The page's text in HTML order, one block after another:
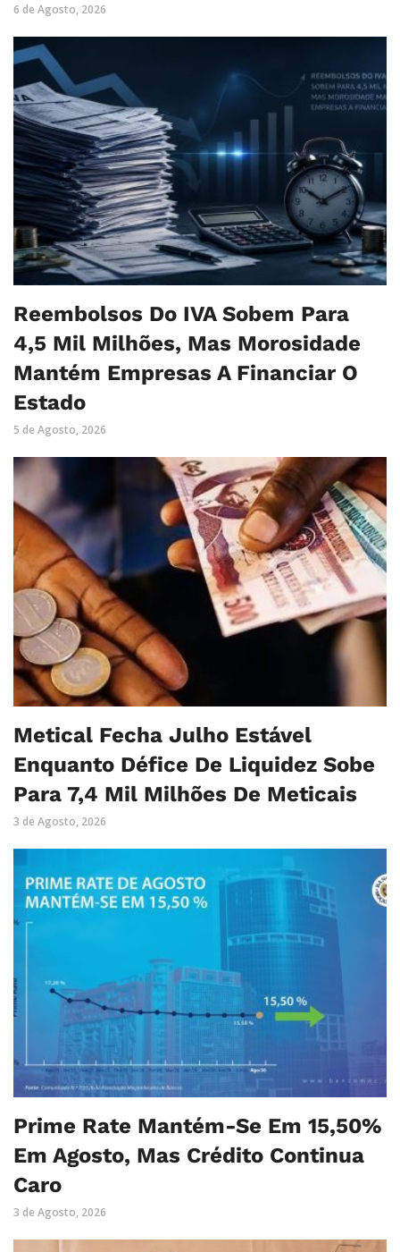
6 de Agosto, 2026
Reembolsos Do IVA Sobem Para
4,5 Mil Milhões, Mas Morosidade
Mantém Empresas A Financiar O
Estado
5 de Agosto, 2026
Metical Fecha Julho Estável
Enquanto Défice De Liquidez Sobe
Para 7,4 Mil Milhões De Meticais
3 de Agosto, 2026
Prime Rate Mantém-Se Em 15,50%
Em Agosto, Mas Crédito Continua
Caro
3 de Agosto, 2026